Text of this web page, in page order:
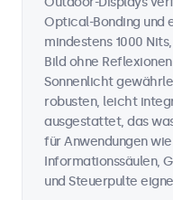
Optical-Bonding und
mindestens 1000
Bild ohne
Sonnenlicht
robusten, leicht
ausgestattet, das
für Anwendungen
Informationssäulen,
und Steuerpulte